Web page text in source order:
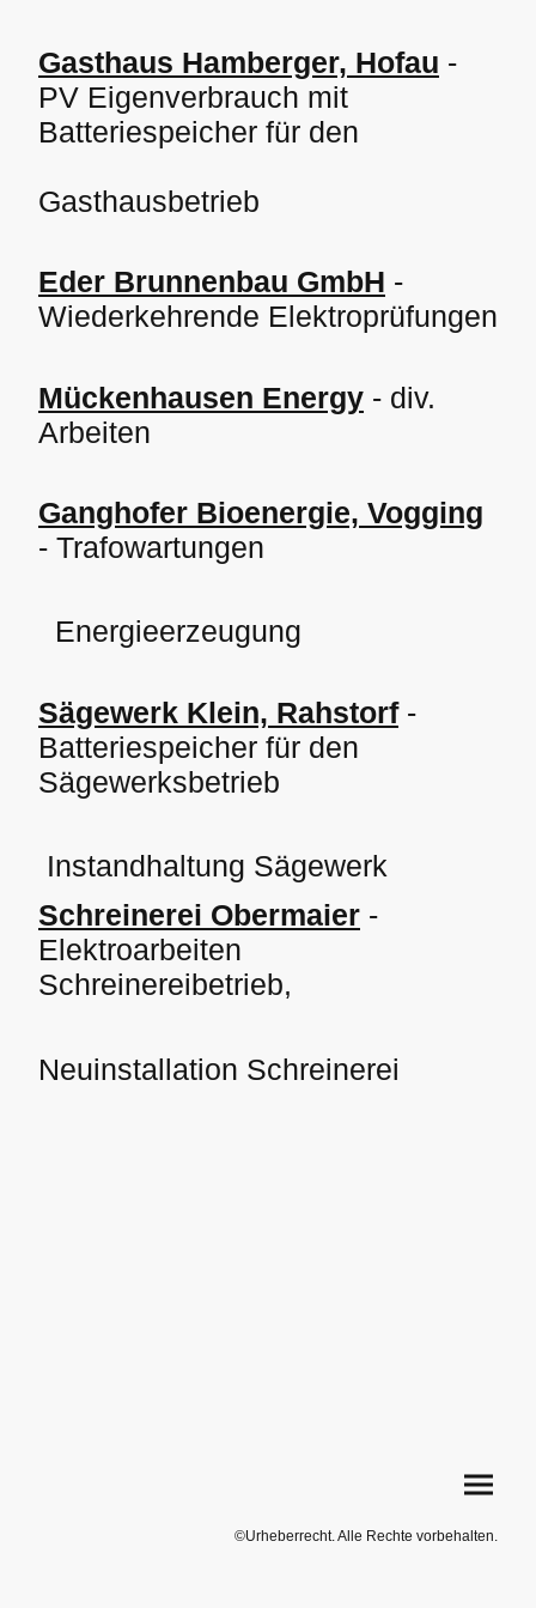
Gasthaus Hamberger, Hofau -
PV Eigenverbrauch mit
Batteriespeicher für den
Gasthausbetrieb
Eder Brunnenbau GmbH -
Wiederkehrende Elektroprüfungen
Mückenhausen Energy - div.
Arbeiten
Ganghofer Bioenergie, Vogging
- Trafowartungen
Energieerzeugung
Sägewerk Klein, Rahstorf-
Batteriespeicher für den
Sägewerksbetrieb
Instandhaltung Sägewerk
Schreinerei Obermaier -
Elektroarbeiten
Schreinereibetrieb,
Neuinstallation Schreinerei
©Urheberrecht. Alle Rechte vorbehalten.